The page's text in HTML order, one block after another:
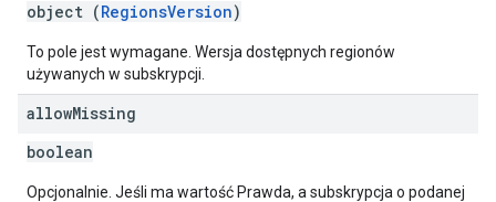
object (RegionsVersion)
To pole jest wymagane. Wersja dostępnych regionów
używanych w subskrypcji.
allowMissing
boolean
Opcjonalnie. Jeśli ma wartość Prawda, a subskrypcja o podanej